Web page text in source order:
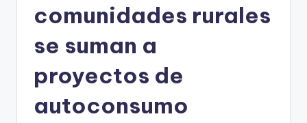
comunidades rurales
se suman a
proyectos de
autoconsumo